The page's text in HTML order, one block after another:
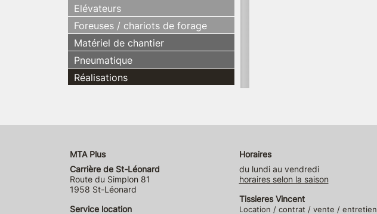
Elévateurs
Foreuses / chariots de forage
Matériel de chantier
Pneumatique
Réalisations
MTA Plus
Carrière de St-Léonard
Route du Simplon 81
1958 St-Léonard
Service location
Horaires
du lundi au vendredi
horaires selon la saison
Tissieres Vincent
Location / contrat / vente / entretien